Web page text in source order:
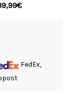
FedEx,